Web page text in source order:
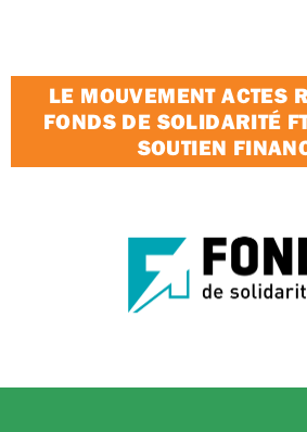
LE MOUVEMENT ACTES
FONDS DE SOLIDARITÉ
SOUTIEN